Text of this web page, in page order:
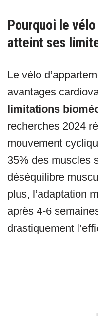
Pourquoi le
atteint ses
Le vélo
avantages
limitations
recherches 2024
mouvement
35% des muscles
déséquilibre
plus, l’adaptation
après 4-6
drastiquement